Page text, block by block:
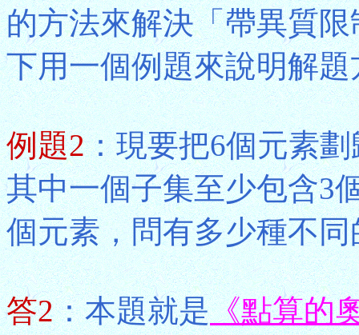
的方法來解決「帶異質
下用一個例題來說明解題
例題2：現要把6個元素
其中一個子集至少包含3
個元素，問有多少種不
答2：本題就是《點算的